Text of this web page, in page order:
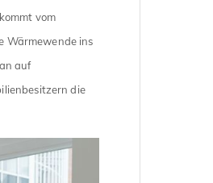
vom
Wärmewende ins
auf
die